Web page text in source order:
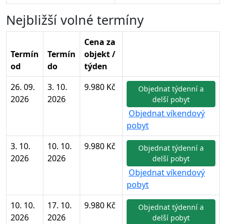
Nejbližší volné termíny
Termín
od
Termín
do
Cena za
objekt /
týden
26. 09.
2026
3. 10.
2026
9.980 Kč
Objednat týdenní a
delší pobyt
Objednat víkendový
pobyt
3. 10.
2026
10. 10.
2026
9.980 Kč
Objednat týdenní a
delší pobyt
Objednat víkendový
pobyt
10. 10.
2026
17. 10.
2026
9.980 Kč
Objednat týdenní a
delší pobyt